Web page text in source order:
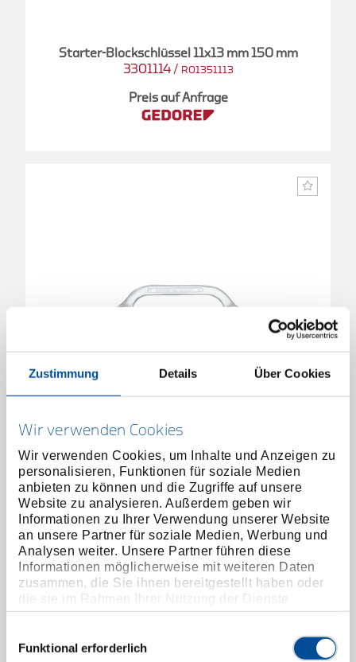
Zustimmung Details Über Cookies
Wir verwenden Cookies
Wir verwenden Cookies, um Inhalte und Anzeigen zu
personalisieren, Funktionen für soziale Medien
anbieten zu können und die Zugriffe auf unsere
Website zu analysieren. Außerdem geben wir
Informationen zu Ihrer Verwendung unserer Website
an unsere Partner für soziale Medien, Werbung und
Analysen weiter. Unsere Partner führen diese
Informationen möglicherweise mit weiteren Daten
zusammen, die Sie ihnen bereitgestellt haben oder
die sie im Rahmen Ihrer Nutzung der Dienste
gesammelt haben. Unsere vollständige
Funktional erforderlich
Starter-Blockschlüssel 11x13 mm 150 mm
3301114 / R01351113
Preis auf Anfrage
3301115/ R01351315
Preis auf Anfrage